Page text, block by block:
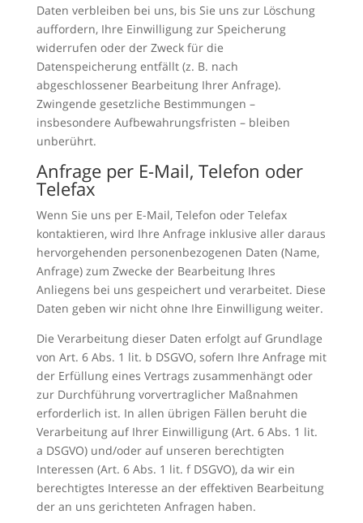
Daten verbleiben bei uns, bis Sie uns zur Löschung
auffordern, Ihre Einwilligung zur Speicherung
widerrufen oder der Zweck für die
Datenspeicherung entfällt (z. B. nach
abgeschlossener Bearbeitung Ihrer Anfrage).
Zwingende gesetzliche Bestimmungen –
insbesondere Aufbewahrungsfristen – bleiben
unberührt.
Anfrage per E-Mail, Telefon oder
Telefax
Wenn Sie uns per E-Mail, Telefon oder Telefax
kontaktieren, wird Ihre Anfrage inklusive aller daraus
hervorgehenden personenbezogenen Daten (Name,
Anfrage) zum Zwecke der Bearbeitung Ihres
Anliegens bei uns gespeichert und verarbeitet. Diese
Daten geben wir nicht ohne Ihre Einwilligung weiter.
Die Verarbeitung dieser Daten erfolgt auf Grundlage
von Art. 6 Abs. 1 lit. b DSGVO, sofern Ihre Anfrage mit
der Erfüllung eines Vertrags zusammenhängt oder
zur Durchführung vorvertraglicher Maßnahmen
erforderlich ist. In allen übrigen Fällen beruht die
Verarbeitung auf Ihrer Einwilligung (Art. 6 Abs. 1 lit.
a DSGVO) und/oder auf unseren berechtigten
Interessen (Art. 6 Abs. 1 lit. f DSGVO), da wir ein
berechtigtes Interesse an der effektiven Bearbeitung
der an uns gerichteten Anfragen haben.